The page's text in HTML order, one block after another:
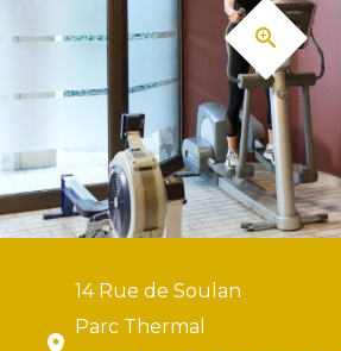
14 Rue de Soulan
Parc Thermal